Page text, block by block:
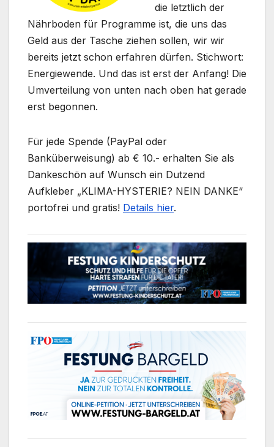
die letztlich der
Nährboden für Programme ist, die uns das
Geld aus der Tasche ziehen sollen, wir wir
bereits jetzt schon erfahren dürfen. Stichwort:
Energiewende. Und das ist erst der Anfang! Die
Umverteilung von unten nach oben hat gerade
erst begonnen.
Für jede Spende (PayPal oder
Banküberweisung) ab € 10.- erhalten Sie als
Dankeschön auf Wunsch ein Dutzend
Aufkleber „KLIMA-HYSTERIE? NEIN DANKE“
portofrei und gratis! Details hier.